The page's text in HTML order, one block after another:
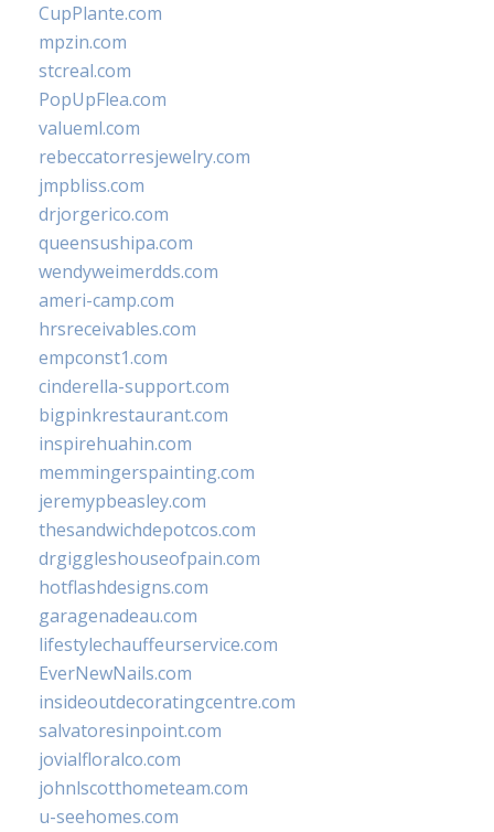
CupPlante.com
mpzin.com
stcreal.com
PopUpFlea.com
valueml.com
rebeccatorresjewelry.com
jmpbliss.com
drjorgerico.com
queensushipa.com
wendyweimerdds.com
ameri-camp.com
hrsreceivables.com
empconst1.com
cinderella-support.com
bigpinkrestaurant.com
inspirehuahin.com
memmingerspainting.com
jeremypbeasley.com
thesandwichdepotcos.com
drgiggleshouseofpain.com
hotflashdesigns.com
garagenadeau.com
lifestylechauffeurservice.com
EverNewNails.com
insideoutdecoratingcentre.com
salvatoresinpoint.com
jovialfloralco.com
johnlscotthometeam.com
u-seehomes.com